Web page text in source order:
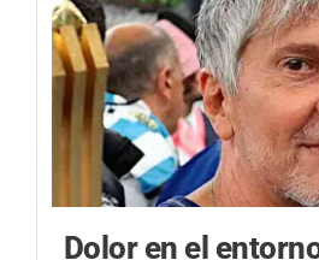
Dolor en el